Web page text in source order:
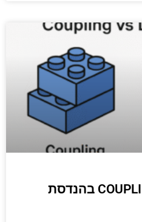
DECOUPLING ו-COUPLING בהנדסת